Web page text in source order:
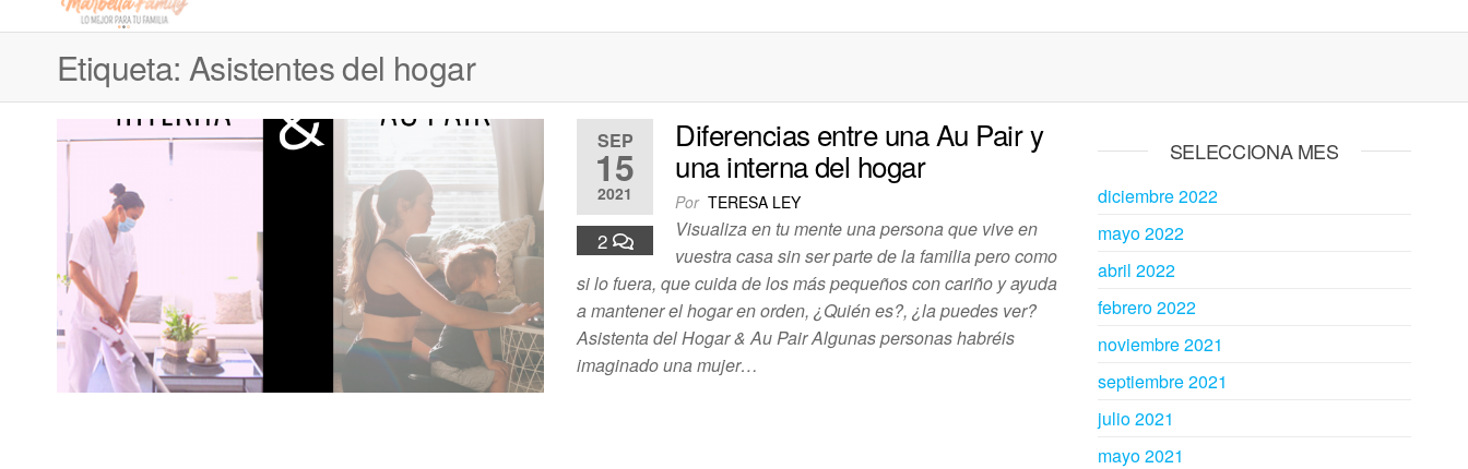
Family |
Personal
Family
Supporter
doméstico
para
familias
Etiqueta:Asistentes del hogar
SEP
15
2021
2
Diferencias entre una Au Pair y
una interna del hogar
Por TERESA LEY
Visualiza en tu mente una persona que vive en
vuestra casa sin ser parte de la familia pero como
si lo fuera, que cuida de los más pequeños con cariño y ayuda
a mantener el hogar en orden, ¿Quién es?, ¿la puedes ver?
Asistenta del Hogar & Au Pair Algunas personas habréis
imaginado una mujer…
SELECCIONA MES
diciembre 2022
mayo 2022
abril 2022
febrero 2022
noviembre 2021
septiembre 2021
julio 2021
mayo 2021